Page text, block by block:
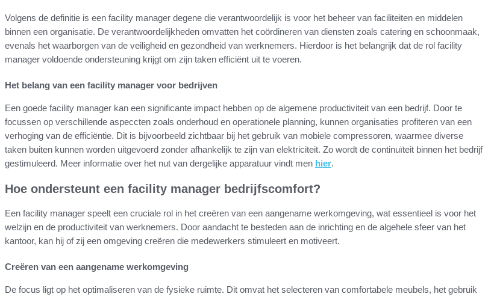
Volgens de definitie is een facility manager degene die verantwoordelijk is voor het beheer van faciliteiten en middelen
binnen een organisatie. De verantwoordelijkheden omvatten het coördineren van diensten zoals catering en schoonmaak,
evenals het waarborgen van de veiligheid en gezondheid van werknemers. Hierdoor is het belangrijk dat de rol facility
manager voldoende ondersteuning krijgt om zijn taken efficiënt uit te voeren.
Het belang van een facility manager voor bedrijven
Een goede facility manager kan een significante impact hebben op de algemene productiviteit van een bedrijf. Door te
focussen op verschillende aspeccten zoals onderhoud en operationele planning, kunnen organisaties profiteren van een
verhoging van de efficiëntie. Dit is bijvoorbeeld zichtbaar bij het gebruik van mobiele compressoren, waarmee diverse
taken buiten kunnen worden uitgevoerd zonder afhankelijk te zijn van elektriciteit. Zo wordt de continuïteit binnen het bedrijf
gestimuleerd. Meer informatie over het nut van dergelijke apparatuur vindt men hier.
Hoe ondersteunt een facility manager bedrijfscomfort?
Een facility manager speelt een cruciale rol in het creëren van een aangename werkomgeving, wat essentieel is voor het
welzijn en de productiviteit van werknemers. Door aandacht te besteden aan de inrichting en de algehele sfeer van het
kantoor, kan hij of zij een omgeving creëren die medewerkers stimuleert en motiveert.
Creëren van een aangename werkomgeving
De focus ligt op het optimaliseren van de fysieke ruimte. Dit omvat het selecteren van comfortabele meubels, het gebruik